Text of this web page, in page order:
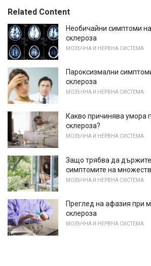
Related Content
Необичайни симптоми
склероза
МОЗЪЧНА И НЕРВНА СИСТЕМА
Пароксизмални
склероза
МОЗЪЧНА И НЕРВНА СИСТЕМА
Какво причинява умора
склероза?
МОЗЪЧНА И НЕРВНА СИСТЕМА
Защо трябва да държите
симптомите на
МОЗЪЧНА И НЕРВНА СИСТЕМА
Преглед на афазия при
склероза
МОЗЪЧНА И НЕРВНА СИСТЕМА